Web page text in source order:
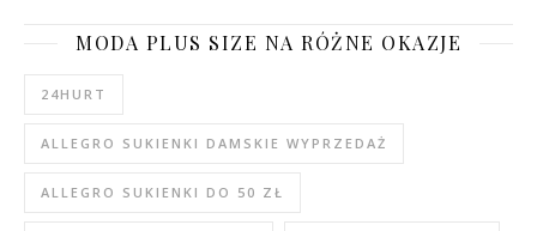
MODA PLUS SIZE NA RÓŻNE OKAZJE
24HURT
ALLEGRO SUKIENKI DAMSKIE WYPRZEDAŻ
ALLEGRO SUKIENKI DO 50 ZŁ